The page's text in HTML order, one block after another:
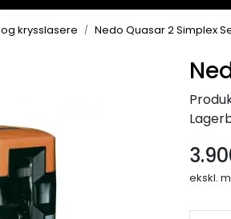
krysslasere Nedo Quasar 2 Simplex
ekskl.